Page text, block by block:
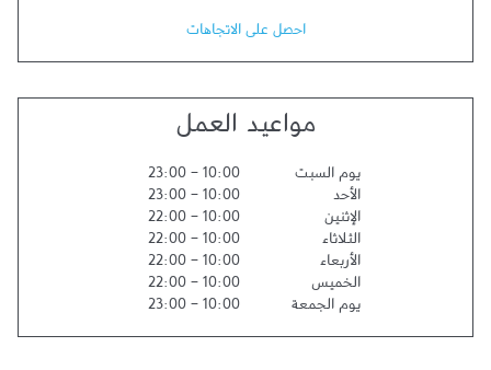
احصل على الاتجاهات
مواعيد العمل
يوم السبت 10:00
-
23:00
الأحد
10:00
-
23:00
الإثنين
10:00
-
22:00
الثلاثاء
10:00
-
22:00
الأربعاء
10:00
-
22:00
الخميس
10:00
-
22:00
يوم الجمعة
10:00
-
23:00